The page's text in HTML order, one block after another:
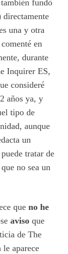
fundó
directamente
una y otra
en
durante
Inquirer ES,
consideré
años ya, y
tipo de
aunque
un
tratar de
no sea un
que no he
aviso que
de The
aparece